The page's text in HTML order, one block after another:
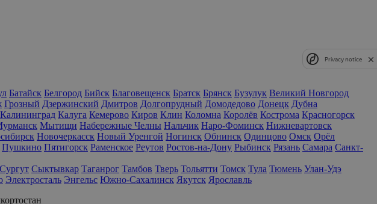
Батайск Белгород Бийск Благовещенск Братск Брянск Бузулук Великий Новгород
Грозный Дзержинский Дмитров Долгопрудный Домодедово Донецк Дубна
Калининград Калуга Кемерово Киров Клин Коломна Королёв Кострома Красногорск
Мытищи Набережные Челны Нальчик Наро-Фоминск Нижневартовск
Новочеркасск Новый Уренгой Ногинск Обнинск Одинцово Омск Орёл
Пушкино Пятигорск Раменское Реутов Ростов-на-Дону Рыбинск Рязань Самара Санкт-
Сургут Сыктывкар Таганрог Тамбов Тверь Тольятти Томск Тула Тюмень Улан-Удэ
Электросталь Энгельс Южно-Сахалинск Якутск Ярославль
Privacy notice